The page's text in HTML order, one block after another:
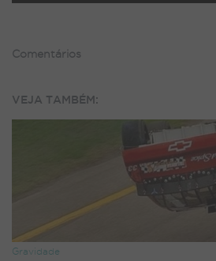
Comentários
VEJA TAMBÉM:
Gravidade